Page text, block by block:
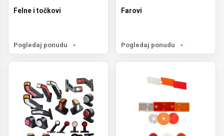
Felne i točkovi
Pogledaj ponudu
Farovi
Pogledaj ponudu